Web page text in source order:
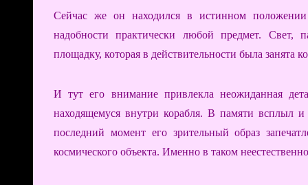
Сейчас же он находился в истинном
надобности практически любой предмет. Свет,
площадку, которая в действительности была занята
И тут его внимание привлекла неожиданная
находящемуся внутри корабля. В памяти всплыл
последний момент его зрительный образ
космического объекта. Именно в таком